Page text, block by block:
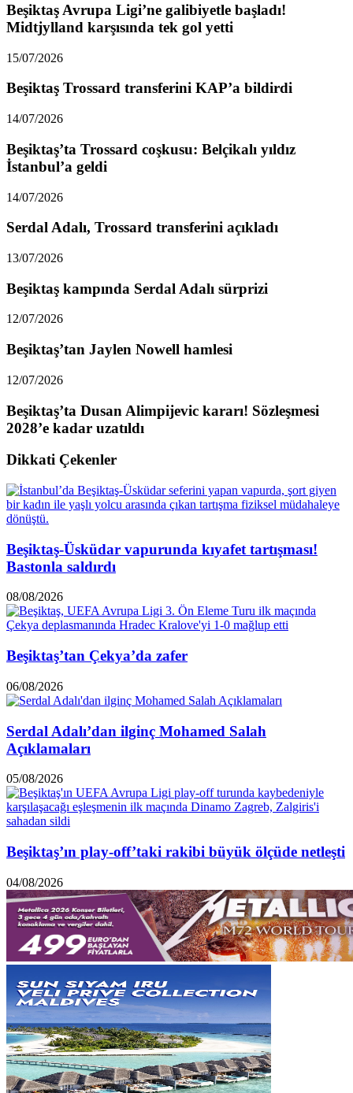
Beşiktaş Avrupa Ligi’ne galibiyetle başladı!
Midtjylland karşısında tek gol yetti
15/07/2026
Beşiktaş Trossard transferini KAP’a bildirdi
14/07/2026
Beşiktaş’ta Trossard coşkusu: Belçikalı yıldız
İstanbul’a geldi
14/07/2026
Serdal Adalı, Trossard transferini açıkladı
13/07/2026
Beşiktaş kampında Serdal Adalı sürprizi
12/07/2026
Beşiktaş’tan Jaylen Nowell hamlesi
12/07/2026
Beşiktaş’ta Dusan Alimpijevic kararı! Sözleşmesi
2028’e kadar uzatıldı
Dikkati Çekenler
Beşiktaş-Üsküdar vapurunda kıyafet tartışması!
Bastonla saldırdı
08/08/2026
Beşiktaş’tan Çekya’da zafer
06/08/2026
Serdal Adalı’dan ilginç Mohamed Salah
Açıklamaları
05/08/2026
Beşiktaş’ın play-off’taki rakibi büyük ölçüde netleşti
04/08/2026